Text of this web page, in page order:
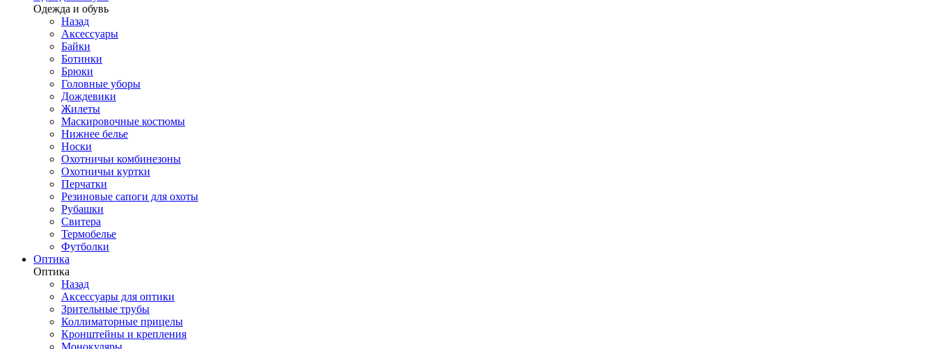
Одежда и обувь
Назад
Аксессуары
Байки
Ботинки
Брюки
Головные уборы
Дождевики
Жилеты
Маскировочные костюмы
Нижнее белье
Носки
Охотничьи комбинезоны
Охотничьи куртки
Перчатки
Резиновые сапоги для охоты
Рубашки
Свитера
Термобелье
Футболки
Оптика
Оптика
Назад
Аксессуары для оптики
Зрительные трубы
Коллиматорные прицелы
Кронштейны и крепления
Монокуляры